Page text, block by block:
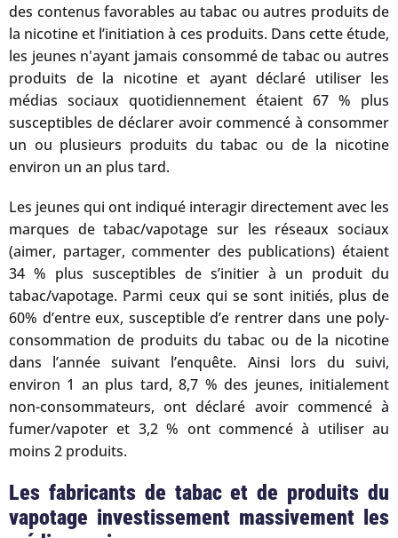
des contenus favorables au tabac ou autres produits de
la nicotine et l’initiation à ces produits. Dans cette étude,
les jeunes n'ayant jamais consommé de tabac ou autres
produits de la nicotine et ayant déclaré utiliser les
médias sociaux quotidiennement étaient 67 % plus
susceptibles de déclarer avoir commencé à consommer
un ou plusieurs produits du tabac ou de la nicotine
environ un an plus tard.
Les jeunes qui ont indiqué interagir directement avec les
marques de tabac/vapotage sur les réseaux sociaux
(aimer, partager, commenter des publications) étaient
34 % plus susceptibles de s’initier à un produit du
tabac/vapotage. Parmi ceux qui se sont initiés, plus de
60% d’entre eux, susceptible d’e rentrer dans une poly-
consommation de produits du tabac ou de la nicotine
dans l’année suivant l’enquête. Ainsi lors du suivi,
environ 1 an plus tard, 8,7 % des jeunes, initialement
non-consommateurs, ont déclaré avoir commencé à
fumer/vapoter et 3,2 % ont commencé à utiliser au
moins 2 produits.
Les fabricants de tabac et de produits du
vapotage investissement massivement les